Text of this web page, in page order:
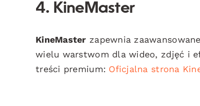
4. KineMaster
KineMaster zapewnia
wielu warstwom dla wideo, zdjęć i
treści premium: Oficjalna strona